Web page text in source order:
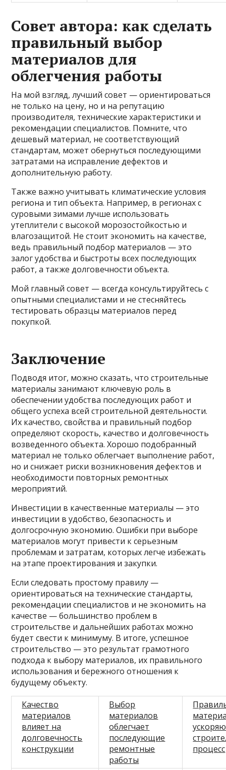
Совет автора: как сделать
правильный выбор
материалов для
облегчения работы
На мой взгляд, лучший совет — ориентироваться
не только на цену, но и на репутацию
производителя, технические характеристики и
рекомендации специалистов. Помните, что
дешевый материал, не соответствующий
стандартам, может обернуться последующими
затратами на исправление дефектов и
дополнительную работу.
Также важно учитывать климатические условия
региона и тип объекта. Например, в регионах с
суровыми зимами лучше использовать
утеплители с высокой морозостойкостью и
влагозащитой. Не стоит экономить на качестве,
ведь правильный подбор материалов — это
залог удобства и быстроты всех последующих
работ, а также долговечности объекта.
Мой главный совет — всегда консультируйтесь с
опытными специалистами и не стесняйтесь
тестировать образцы материалов перед
покупкой.
Заключение
Подводя итог, можно сказать, что строительные
материалы занимают ключевую роль в
обеспечении удобства последующих работ и
общего успеха всей строительной деятельности.
Их качество, свойства и правильный подбор
определяют скорость, качество и долговечность
возведенного объекта. Хорошо подобранный
материал не только облегчает выполнение работ,
но и снижает риски возникновения дефектов и
необходимости повторных ремонтных
мероприятий.
Инвестиции в качественные материалы — это
инвестиции в удобство, безопасность и
долгосрочную экономию. Ошибки при выборе
материалов могут привести к серьезным
проблемам и затратам, которых легче избежать
на этапе проектирования и закупки.
Если следовать простому правилу —
ориентироваться на технические стандарты,
рекомендации специалистов и не экономить на
качестве — большинство проблем в
строительстве и дальнейших работах можно
будет свести к минимуму. В итоге, успешное
строительство — это результат грамотного
подхода к выбору материалов, их правильного
использования и бережного отношения к
будущему объекту.
Качество
материалов
влияет на
долговечность
конструкции
Выбор
материалов
облегчает
последующие
ремонтные
работы
процесс